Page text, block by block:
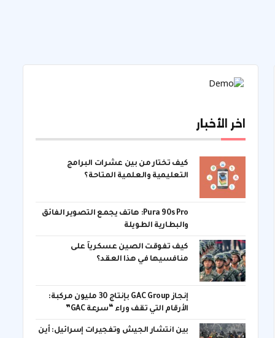
اخر الأخبار
كيف تختار من بين عشرات البرامج
التعليمية والعلمية المتاحة؟
Pura 90s Pro: هاتف يجمع التصوير الفائق
والبطارية الطويلة
كيف تفوقت الصين عسكرياً على
منافسيها في هذا العقد؟
إنجاز GAC Group بإنتاج 30 مليون مركبة:
الأرقام التي تقف وراء “سرعة GAC”
بين انتشار الجيش وتفجيرات إسرائيل: أين